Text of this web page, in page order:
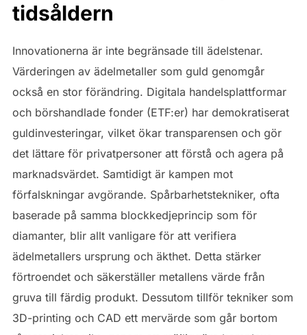
tidsåldern
Innovationerna är inte begränsade till ädelstenar.
Värderingen av ädelmetaller som guld genomgår
också en stor förändring. Digitala handelsplattformar
och börshandlade fonder (ETF:er) har demokratiserat
guldinvesteringar, vilket ökar transparensen och gör
det lättare för privatpersoner att förstå och agera på
marknadsvärdet. Samtidigt är kampen mot
förfalskningar avgörande. Spårbarhetstekniker, ofta
baserade på samma blockkedjeprincip som för
diamanter, blir allt vanligare för att verifiera
ädelmetallers ursprung och äkthet. Detta stärker
förtroendet och säkerställer metallens värde från
gruva till färdig produkt. Dessutom tillför tekniker som
3D-printing och CAD ett mervärde som går bortom